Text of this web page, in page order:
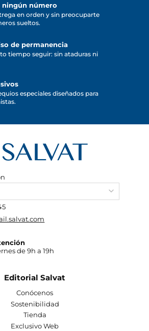
ningún número
en orden y sin preocuparte
sueltos.
de permanencia
tiempo seguir: sin ataduras ni
especiales diseñados para
de 9h a 19h
Editorial Salvat
Conócenos
Sostenibilidad
Tienda
Exclusivo Web